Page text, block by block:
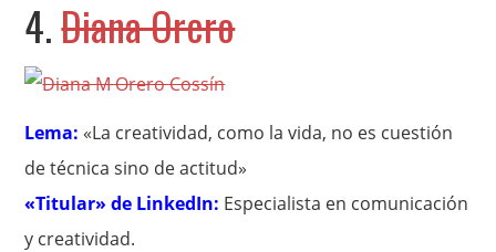
4.Diana Orero
Lema: «La creatividad, como la vida, no es cuestión
de técnica sino de actitud»
«Titular» de LinkedIn: Especialista en comunicación
y creatividad.